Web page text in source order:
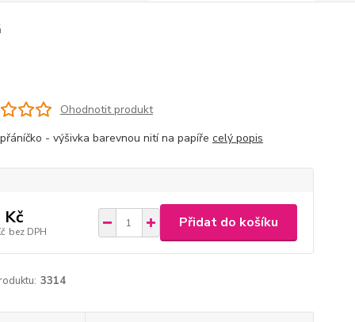
Ohodnotit produkt
- výšivka barevnou nití na papíře celý popis
Kč
bez DPH
Přidat do košíku
3314